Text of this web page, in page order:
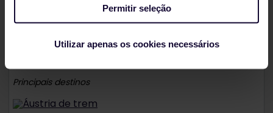
Permitir seleção
Utilizar apenas os cookies necessários
República Tcheca de trem
Principais destinos